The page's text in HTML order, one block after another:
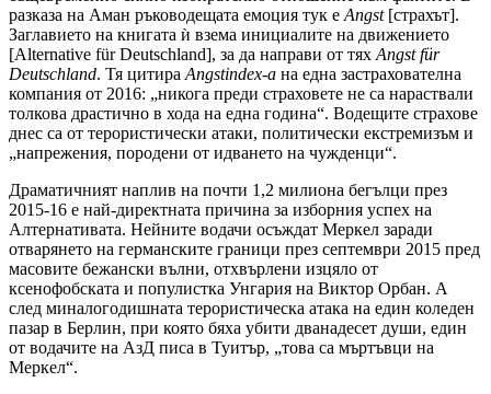
разказа на Аман ръководещата емоция тук е Angst[страхът].
Заглавието на книгата ѝ взема инициалите на движението
[Alternative für Deutschland], за да направи от тях Angst für
Deutschland. Тя цитира Angstindex-а на една застрахователна
компания от 2016: „никога преди страховете не са нараствали
толкова драстично в хода на една година“. Водещите страхове
днес са от терористически атаки, политически екстремизъм и
„напрежения, породени от идването на чужденци“.
Драматичният наплив на почти 1,2 милиона бегълци през
2015-16 е най-директната причина за изборния успех на
Алтернативата. Нейните водачи осъждат Меркел заради
отварянето на германските граници през септември 2015 пред
масовите бежански вълни, отхвърлени изцяло от
ксенофобската и популистка Унгария на Виктор Орбан. А
след миналогодишната терористическа атака на един коледен
пазар в Берлин, при която бяха убити дванадесет души, един
от водачите на АзД писа в Туитър, „това са мъртъвци на
Меркел“.